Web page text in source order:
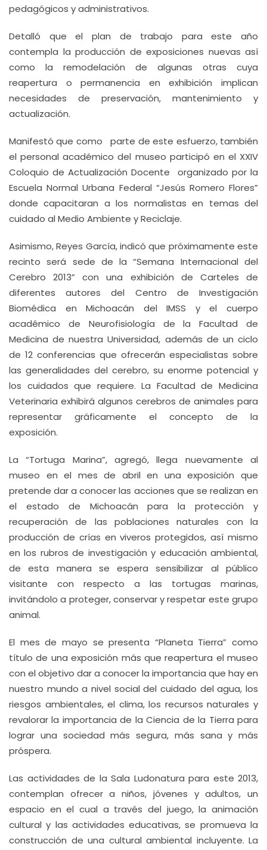
pedagógicos y administrativos.
Detalló que el plan de trabajo para este año
contempla la producción de exposiciones nuevas así
como la remodelación de algunas otras cuya
reapertura o permanencia en exhibición implican
necesidades de preservación, mantenimiento y
actualización.
Manifestó que como parte de este esfuerzo, también
el personal académico del museo participó en el XXIV
Coloquio de Actualización Docente organizado por la
Escuela Normal Urbana Federal “Jesús Romero Flores”
donde capacitaran a los normalistas en temas del
cuidado al Medio Ambiente y Reciclaje.
Asimismo, Reyes García, indicó que próximamente este
recinto será sede de la “Semana Internacional del
Cerebro 2013” con una exhibición de Carteles de
diferentes autores del Centro de Investigación
Biomédica en Michoacán del IMSS y el cuerpo
académico de Neurofisiología de la Facultad de
Medicina de nuestra Universidad, además de un ciclo
de 12 conferencias que ofrecerán especialistas sobre
las generalidades del cerebro, su enorme potencial y
los cuidados que requiere. La Facultad de Medicina
Veterinaria exhibirá algunos cerebros de animales para
representar gráficamente el concepto de la
exposición.
La “Tortuga Marina”, agregó, llega nuevamente al
museo en el mes de abril en una exposición que
pretende dar a conocer las acciones que se realizan en
el estado de Michoacán para la protección y
recuperación de las poblaciones naturales con la
producción de crías en viveros protegidos, así mismo
en los rubros de investigación y educación ambiental,
de esta manera se espera sensibilizar al público
visitante con respecto a las tortugas marinas,
invitándolo a proteger, conservar y respetar este grupo
animal.
El mes de mayo se presenta “Planeta Tierra” como
título de una exposición más que reapertura el museo
con el objetivo dar a conocer la importancia que hay en
nuestro mundo a nivel social del cuidado del agua, los
riesgos ambientales, el clima, los recursos naturales y
revalorar la importancia de la Ciencia de la Tierra para
lograr una sociedad más segura, más sana y más
próspera.
Las actividades de la Sala Ludonatura para este 2013,
contemplan ofrecer a niños, jóvenes y adultos, un
espacio en el cual a través del juego, la animación
cultural y las actividades educativas, se promueva la
construcción de una cultural ambiental incluyente. La